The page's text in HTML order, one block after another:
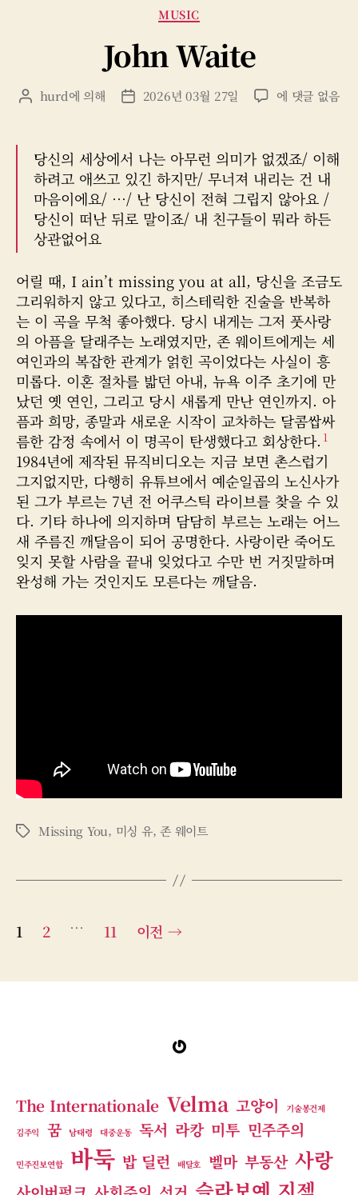
카
테
고
리
MUSIC
John Waite
게
자
hurd에 의해
게
날
짜
2026년 03월 27일
John
에 댓글 없음
당신의 세상에서 나는 아무런 의미가 없겠죠/ 이해
하려고 애쓰고 있긴 하지만/ 무너져 내리는 건 내
마음이에요/ …/ 난 당신이 전혀 그립지 않아요 /
당신이 떠난 뒤로 말이죠/ 내 친구들이 뭐라 하든
상관없어요
어릴 때, I ain’t missing you at all, 당신을 조금도
그리워하지 않고 있다고, 히스테릭한 진술을 반복하
는 이 곡을 무척 좋아했다. 당시 내게는 그저 풋사랑
의 아픔을 달래주는 노래였지만, 존 웨이트에게는 세
여인과의 복잡한 관계가 얽힌 곡이었다는 사실이 흥
미롭다. 이혼 절차를 밟던 아내, 뉴욕 이주 초기에 만
났던 옛 연인, 그리고 당시 새롭게 만난 연인까지. 아
픔과 희망, 종말과 새로운 시작이 교차하는 달콤쌉싸
름한 감정 속에서 이 명곡이 탄생했다고 회상한다. 1
1984년에 제작된 뮤직비디오는 지금 보면 촌스럽기
그지없지만, 다행히 유튜브에서 예순일곱의 노신사가
된 그가 부르는 7년 전 어쿠스틱 라이브를 찾을 수 있
다. 기타 하나에 의지하며 담담히 부르는 노래는 어느
새 주름진 깨달음이 되어 공명한다. 사랑이란 죽어도
잊지 못할 사람을 끝내 잊었다고 수만 번 거짓말하며
완성해 가는 것인지도 모른다는 깨달음.
태
Missing You, 미싱 유,존 웨이트
글
이
1 2 … 11 이전 →
Gravatar
The Internationale Velma 고양이
기술봉건제
김주익
꿈 남태령 대중운동 독서 라캉 미투 민주주의
민주진보연합 바둑 밥 딜런 배달호 벨마 부동산 사랑